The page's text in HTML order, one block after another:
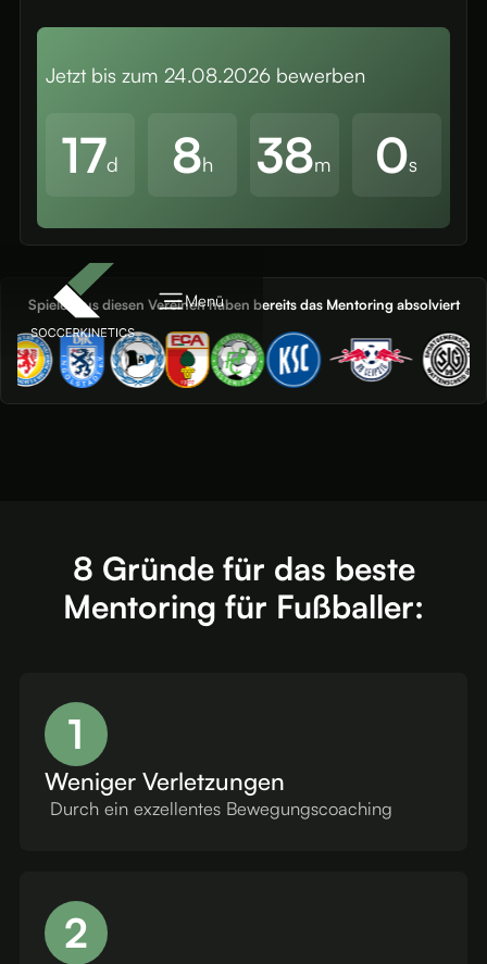
Jetzt bis zum 24.08.2026bewerben
17d 8h 37m 58
Menü
Spieler aus diesen Vereinen haben bereits das Mentoring absolviert
8 Gründe für das beste
Mentoring für Fußballer:
1
Weniger Verletzungen
Durch ein exzellentes Bewegungscoaching
2